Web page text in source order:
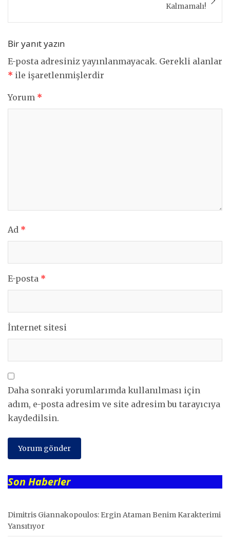
Kalmamalı!
Bir yanıt yazın
E-posta adresiniz yayınlanmayacak. Gerekli alanlar
* ile işaretlenmişlerdir
Yorum *
Ad *
E-posta *
İnternet sitesi
Daha sonraki yorumlarımda kullanılması için
adım, e-posta adresim ve site adresim bu tarayıcıya
kaydedilsin.
Son Haberler
Dimitris Giannakopoulos: Ergin Ataman Benim Karakterimi
Yansıtıyor